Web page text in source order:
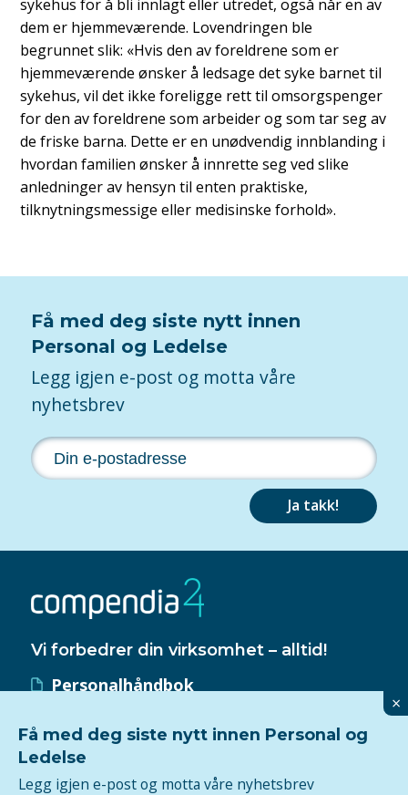
sykehus for å bli innlagt eller utredet, også når en av
dem er hjemmeværende. Lovendringen ble
begrunnet slik: «Hvis den av foreldrene som er
hjemmeværende ønsker å ledsage det syke barnet til
sykehus, vil det ikke foreligge rett til omsorgspenger
for den av foreldrene som arbeider og som tar seg av
de friske barna. Dette er en unødvendig innblanding i
hvordan familien ønsker å innrette seg ved slike
anledninger av hensyn til enten praktiske,
tilknytningsmessige eller medisinske forhold».
Få med deg siste nytt innen
Personal og Ledelse
Legg igjen e-post og motta våre
nyhetsbrev
Ja takk!
Vi forbedrer din virksomhet – alltid!
Personalhåndbok
Kvalitetssystem
ISO 9001-sertifisering
×
Få med deg siste nytt innen Personal og
Ledelse
Legg igjen e-post og motta våre nyhetsbrev